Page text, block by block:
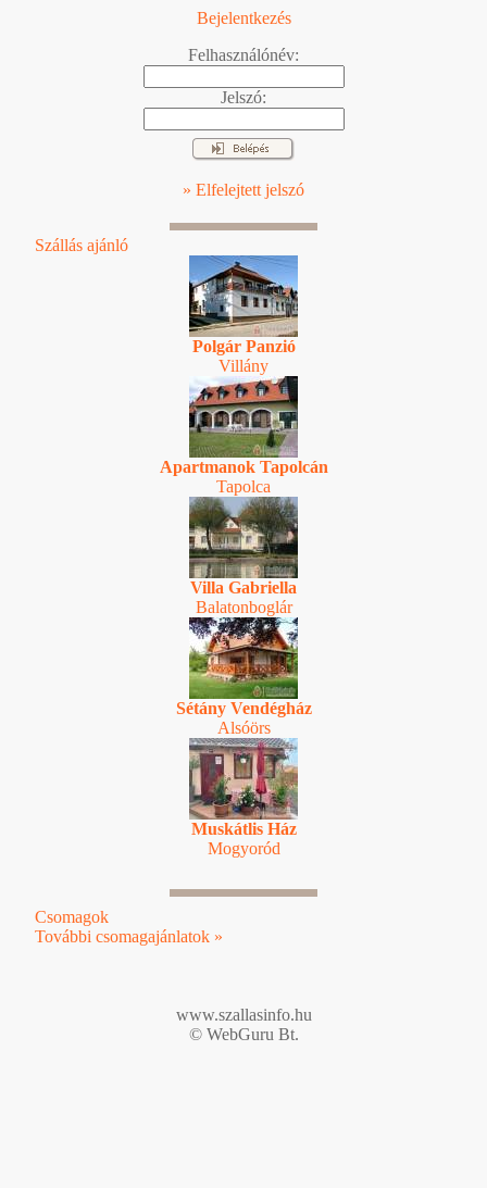
Bejelentkezés
Felhasználónév:
Jelszó:
» Elfelejtett jelszó
Szállás ajánló
Polgár Panzió
Villány
Apartmanok Tapolcán
Tapolca
Villa Gabriella
Balatonboglár
Sétány Vendégház
Alsóörs
Muskátlis Ház
Mogyoród
Csomagok
További csomagajánlatok »
www.szallasinfo.hu
© WebGuru Bt.